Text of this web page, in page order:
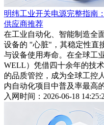
明纬工业开关电源完整指南
供应商推荐
在工业自动化、智能制造全
设备的 "心脏"，其稳定性直
与设备使用寿命。在全球工
WELL）凭借四十余年的技
的品质管控，成为全球工控
内自动化项目中普及率最高
入网时间：2026-06-18